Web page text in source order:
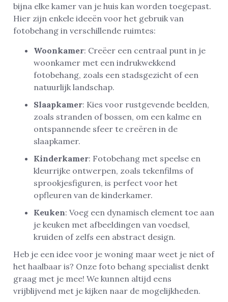
bijna elke kamer van je huis kan worden toegepast.
Hier zijn enkele ideeën voor het gebruik van
fotobehang in verschillende ruimtes:
Woonkamer: Creëer een centraal punt in je
woonkamer met een indrukwekkend
fotobehang, zoals een stadsgezicht of een
natuurlijk landschap.
Slaapkamer: Kies voor rustgevende beelden,
zoals stranden of bossen, om een kalme en
ontspannende sfeer te creëren in de
slaapkamer.
Kinderkamer: Fotobehang met speelse en
kleurrijke ontwerpen, zoals tekenfilms of
sprookjesfiguren, is perfect voor het
opfleuren van de kinderkamer.
Keuken: Voeg een dynamisch element toe aan
je keuken met afbeeldingen van voedsel,
kruiden of zelfs een abstract design.
Heb je een idee voor je woning maar weet je niet of
het haalbaar is? Onze foto behang specialist denkt
graag met je mee! We kunnen altijd eens
vrijblijvend met je kijken naar de mogelijkheden.